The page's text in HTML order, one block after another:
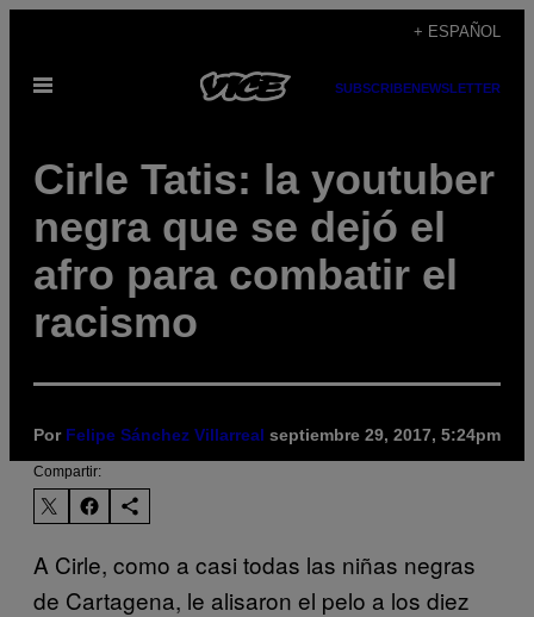
contenido
+ ESPAÑOL
Abrir
SUBSCRIBENEWSLETTER
Cirle Tatis: la youtuber
negra que se dejó el
afro para combatir el
racismo
Por Felipe Sánchez Villarreal septiembre 29, 2017, 5:24pm
Compartir:
A Cirle, como a casi todas las niñas negras
de Cartagena, le alisaron el pelo a los diez